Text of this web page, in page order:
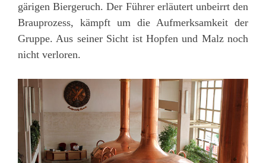
gärigen Biergeruch. Der Führer erläutert unbeirrt den
Brauprozess, kämpft um die Aufmerksamkeit der
Gruppe. Aus seiner Sicht ist Hopfen und Malz noch
nicht verloren.